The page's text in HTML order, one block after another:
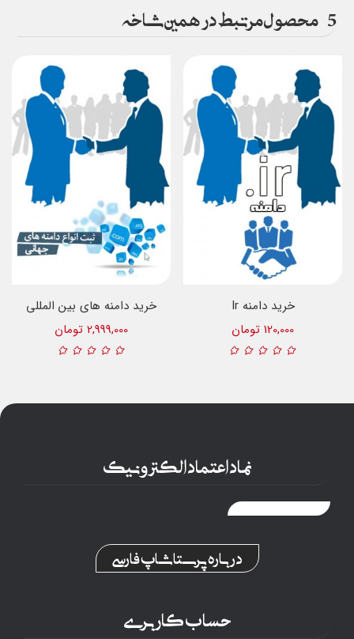
5 محصول مرتبط در همین شاخه
خرید دامنه های بین المللی
2,999,000 تومان
خرید دامنه Ir
120,000 تومان
نماد اعتماد الکترونیک
درباره پرستاشاپ فارسی
حساب کاربری